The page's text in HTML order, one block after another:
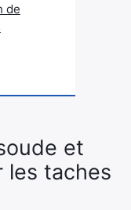
de
et
les taches